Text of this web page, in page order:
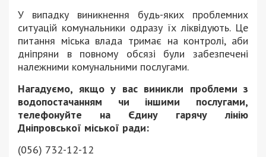
У випадку виникнення будь-яких проблемних
ситуацій комунальники одразу їх ліквідують. Це
питання міська влада тримає на контролі, аби
дніпряни в повному обсязі були забезпечені
належними комунальними послугами.
Нагадуємо, якщо у вас виникли проблеми з
водопостачанням чи іншими послугами,
телефонуйте на Єдину гарячу лінію
Дніпровської міської ради:
(056) 732-12-12